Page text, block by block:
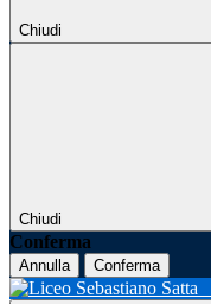
Chiudi
Chiudi
Conferma
Annulla Conferma